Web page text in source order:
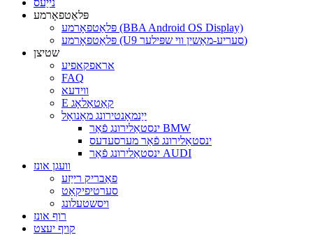
נייַעס
פּלאַטפאָרמע
פּלאַטפאָרמע (BBA Android OS Display)
פּלאַטפאָרמע (U9 סעריע-מאַשין ווי שפּילער)
שטיצן
אראפקאפיע
FAQ
ווידעא
E קאַטאַלאָג
ייַנמאָנטירונג מאַנואַל
ינסטאַלירונג פֿאַר BMW
ינסטאַלירונג פֿאַר מערסעדעס
ינסטאַלירונג פֿאַר AUDI
וועגן אונז
פאַבריק רייַזע
סערטיפיקאַט
ויסשטעלונג
רוף אונז
קויף יעצט